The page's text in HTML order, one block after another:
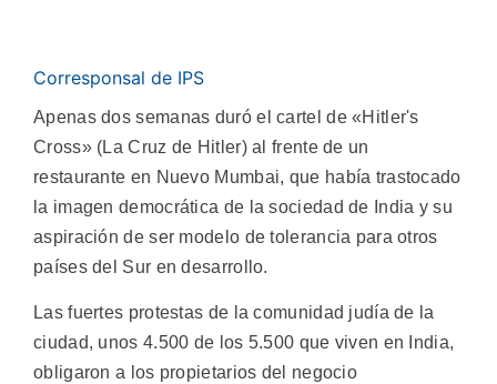
Corresponsal de IPS
Apenas dos semanas duró el cartel de «Hitler's
Cross» (La Cruz de Hitler) al frente de un
restaurante en Nuevo Mumbai, que había trastocado
la imagen democrática de la sociedad de India y su
aspiración de ser modelo de tolerancia para otros
países del Sur en desarrollo.
Las fuertes protestas de la comunidad judía de la
ciudad, unos 4.500 de los 5.500 que viven en India,
obligaron a los propietarios del negocio